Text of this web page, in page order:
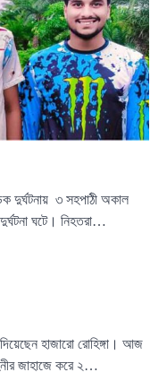
দুর্ঘটনায় ৩ সহপাঠী অকাল
ঘটে। নিহতরা…
হাজারো রোহিঙ্গা। আজ
জাহাজে করে ২…